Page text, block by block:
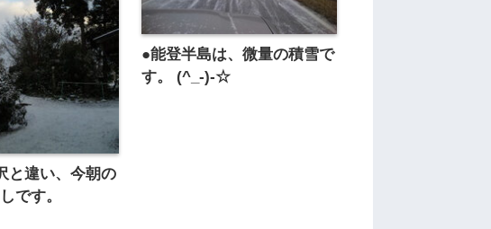
と違い、今朝の
です。
●能登半島は、微量の積雪で
す。 (^_-)-☆